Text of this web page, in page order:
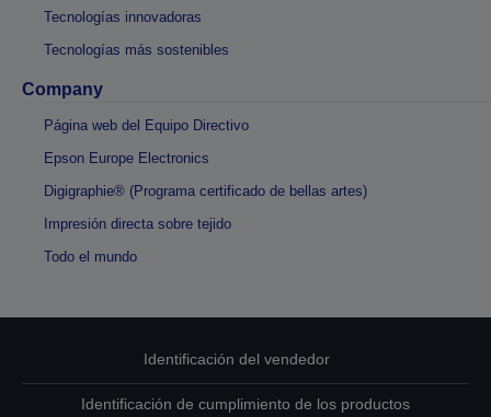
Tecnologías innovadoras
Tecnologías más sostenibles
Company
Página web del Equipo Directivo
Epson Europe Electronics
Digigraphie® (Programa certificado de bellas artes)
Impresión directa sobre tejido
Todo el mundo
Identificación del vendedor
Identificación de cumplimiento de los productos